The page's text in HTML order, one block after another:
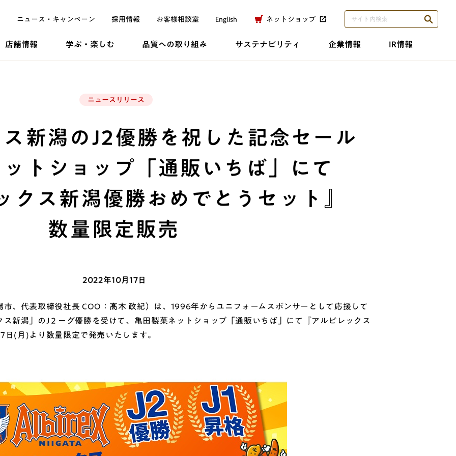
店舗情報 学ぶ・ 楽しむ 品質への取り組み サステナビリティ 企業情報 IR情報
ニュース・ キャンペーン 採用情報 お客様相談室 English ネットショップ
ニュースリリース
新潟のJ2優勝を祝した記念セール
トショップ「通販いちば」にて
クス新潟優勝おめでとうセット』
数量限定販売
2022年10月17日
、代表取締役社長 COO：髙木 政紀）は、1996年からユニフォームスポンサーとして応援して
新潟」のJ２ーグ優勝を受けて、亀田製菓ネットショップ「通販いちば」にて『アルビレックス
(月)より数量限定で発売いたします。